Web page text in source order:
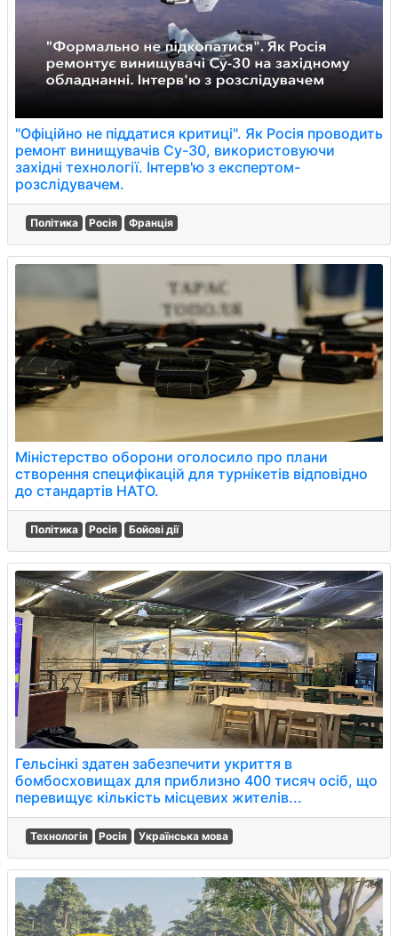
"Офіційно не піддатися критиці". Як Росія проводить
ремонт винищувачів Су-30, використовуючи
західні технології. Інтерв'ю з експертом-
розслідувачем.
Політика Росія Франція
Міністерство оборони оголосило про плани
створення специфікацій для турнікетів відповідно
до стандартів НАТО.
Політика Росія Бойові дії
Гельсінкі здатен забезпечити укриття в
бомбосховищах для приблизно 400 тисяч осіб, що
перевищує кількість місцевих жителів...
Технологія Росія Українська мова